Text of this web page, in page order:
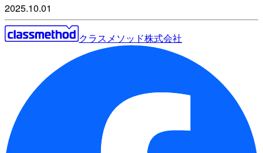
2025.10.01
クラスメソッド株式会社